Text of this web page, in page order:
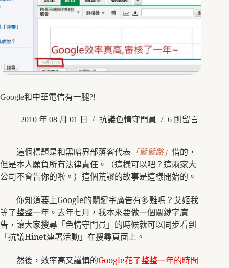
Google和中華電信有一腿?!
2010 年 08 月 01 日 抗議色情守門員 6 則留言
這個標題是和黑暗界部落客代表 「藍藍路」 借的，
但是本人願負所有法律責任。（這樣可以吧？這兩家大
公司不會告你的啦。）這個荒謬的故事是這樣開始的。
你知道要上Google的關鍵字廣告有多難嗎？艾姬我
等了整整一年。去年七月，我本來要做一個關鍵字廣
告，讓大家搜尋「色情守門員」的時候就可以同步看到
「抗議Hinet連署活動」在搜尋頁面上。
然後，效率高又謹慎的Google花了整整一年的時間